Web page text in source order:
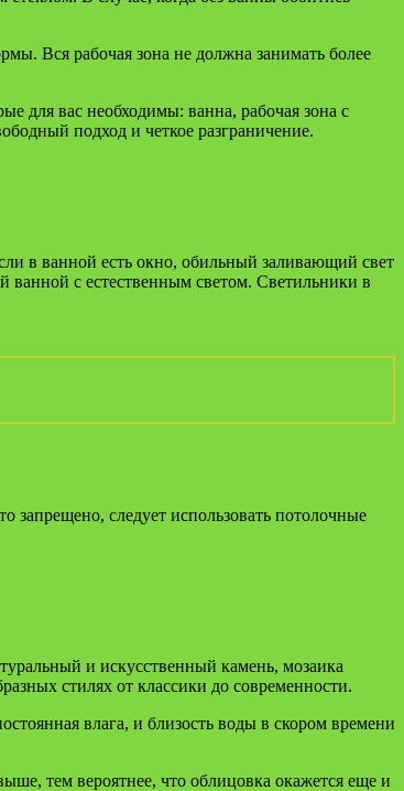
Вся рабочая зона не должна занимать более
для вас необходимы: ванна, рабочая зона с
подход и четкое разграничение.
в ванной есть окно, обильный заливающий свет
ванной с естественным светом. Светильники в
запрещено, следует использовать потолочные
и искусственный камень, мозаика
стилях от классики до современности.
влага, и близость воды в скором времени
тем вероятнее, что облицовка окажется еще и